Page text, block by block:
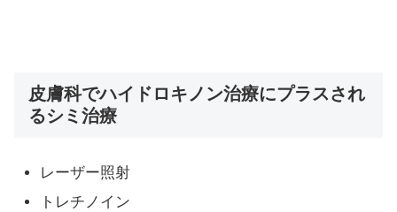
皮膚科でハイドロキノン治療にプラスされ
るシミ治療
レーザー照射
トレチノイン